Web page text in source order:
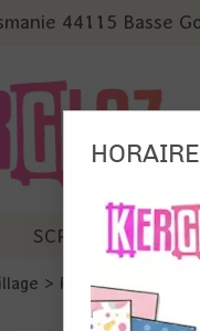
44115 Basse
SCRAP CARTERIE
> Perfo > Perfo